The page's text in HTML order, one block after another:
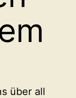
über all